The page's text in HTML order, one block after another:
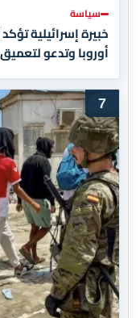
سياسة
خبيرة إسرائيلية
أوروبا وتدعو
7